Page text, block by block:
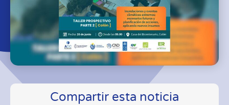
Compartir esta noticia